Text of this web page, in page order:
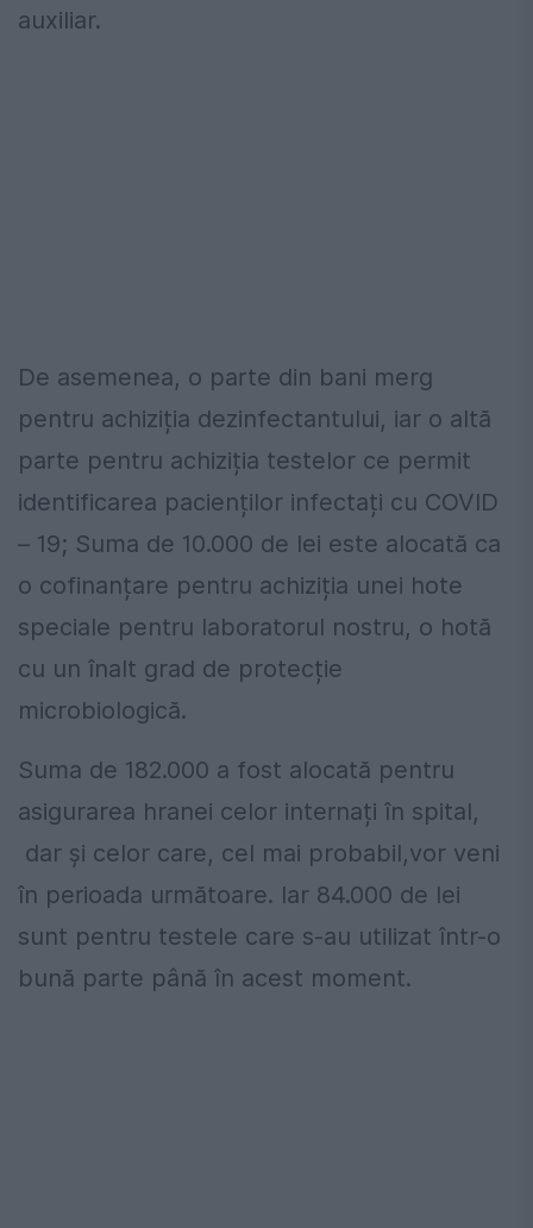
auxiliar.
De asemenea, o parte din bani merg
pentru achiziția dezinfectantului, iar o altă
parte pentru achiziția testelor ce permit
identificarea pacienților infectați cu COVID
– 19; Suma de 10.000 de lei este alocată ca
o cofinanțare pentru achiziția unei hote
speciale pentru laboratorul nostru, o hotă
cu un înalt grad de protecție
microbiologică.
Suma de 182.000 a fost alocată pentru
asigurarea hranei celor internați în spital,
dar și celor care, cel mai probabil,vor veni
în perioada următoare. Iar 84.000 de lei
sunt pentru testele care s-au utilizat într-o
bună parte până în acest moment.